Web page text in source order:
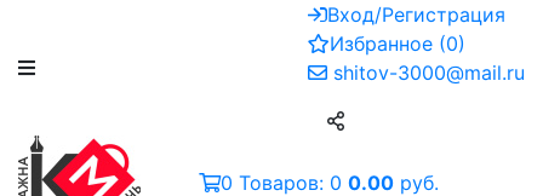
Вход/Регистрация
Избранное (0)
shitov-3000@mail.ru
0 Товаров: 0 0.00 руб.